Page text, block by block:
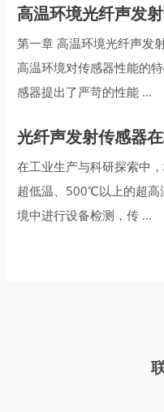
高温环境光纤声发
第一章 高温环境光纤声发
高温环境对传感器性能的
感器提出了严苛的性能 ...
光纤声发射传感器
在工业生产与科研探索中
超低温、500℃以上的超高
境中进行设备检测，传 ...